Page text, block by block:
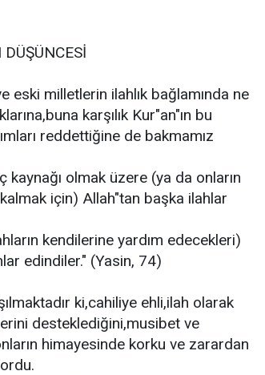
eski milletlerin ilahlık bağlamında ne
karşılık Kur"an"ın bu
reddettiğine de bakmamız
kaynağı olmak üzere (ya da onların
için) Allah"tan başka ilahlar
kendilerine yardım edecekleri)
edindiler." (Yasin, 74)
ki,cahiliye ehli,ilah olarak
desteklediğini,musibet ve
himayesinde korku ve zarardan